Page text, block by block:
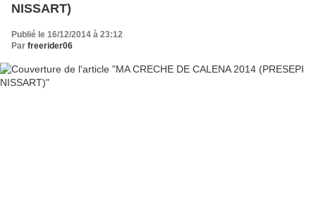
NISSART)
Publié le 16/12/2014 à 23:12
Par freerider06